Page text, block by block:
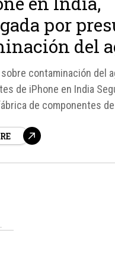
por
del
contaminación del
de iPhone en India
de componentes
presunta contaminación